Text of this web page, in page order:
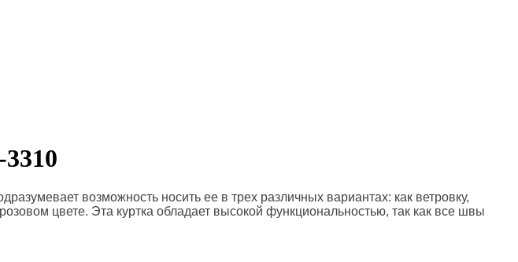
возможность носить ее в трех различных вариантах: как ветровку,
цвете. Эта куртка обладает высокой функциональностью, так как все швы